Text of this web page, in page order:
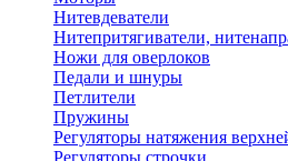
Нитевдеватели
Нитепритягиватели,
Ножи для оверлоков
Педали и шнуры
Петлители
Пружины
Регуляторы натяжения
Регуляторы строчки